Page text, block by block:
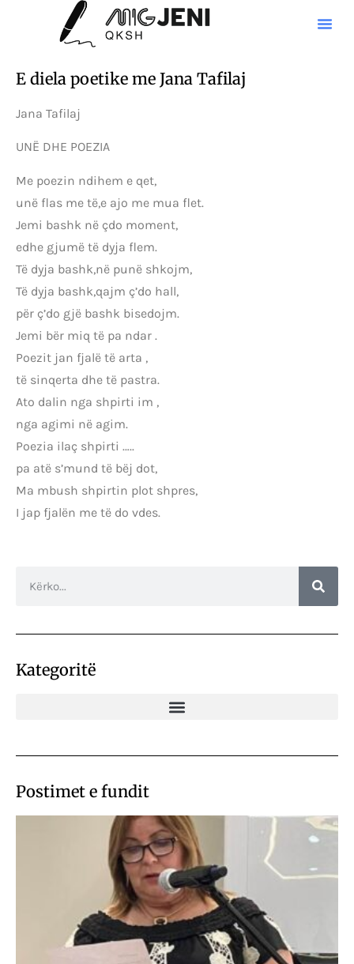
E diela poetike me Jana Tafilaj
Jana Tafilaj
UNË DHE POEZIA
Me poezin ndihem e qet,
unë flas me të,e ajo me mua flet.
Jemi bashk në çdo moment,
edhe gjumë të dyja flem.
Të dyja bashk,në punë shkojm,
Të dyja bashk,qajm ç’do hall,
për ç’do gjë bashk bisedojm.
Jemi bër miq të pa ndar .
Poezit jan fjalë të arta ,
të sinqerta dhe të pastra.
Ato dalin nga shpirti im ,
nga agimi në agim.
Poezia ilaç shpirti …..
pa atë s’mund të bëj dot,
Ma mbush shpirtin plot shpres,
I jap fjalën me të do vdes.
Kategoritë
Postimet e fundit